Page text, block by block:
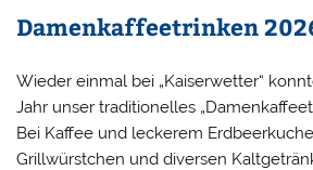
Damenkaffeetrinken
Wieder einmal bei „Kaiserwetter“
Jahr unser traditionelles
Bei Kaffee und leckerem
Grillwürstchen und diversen